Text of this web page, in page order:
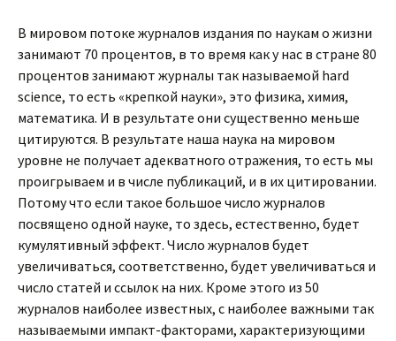
В мировом потоке журналов издания по наукам о жизни
занимают 70 процентов, в то время как у нас в стране 80
процентов занимают журналы так называемой hard
science, то есть «крепкой науки», это физика, химия,
математика. И в результате они существенно меньше
цитируются. В результате наша наука на мировом
уровне не получает адекватного отражения, то есть мы
проигрываем и в числе публикаций, и в их цитировании.
Потому что если такое большое число журналов
посвящено одной науке, то здесь, естественно, будет
кумулятивный эффект. Число журналов будет
увеличиваться, соответственно, будет увеличиваться и
число статей и ссылок на них. Кроме этого из 50
журналов наиболее известных, с наиболее важными так
называемыми импакт-факторами, характеризующими